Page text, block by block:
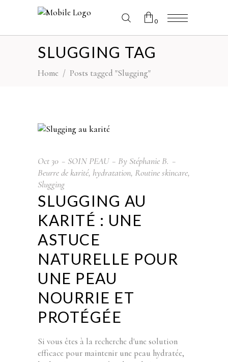
0
No products in the cart.
SLUGGING TAG
Home / Posts tagged "Slugging"
Oct 30 SOIN PEAU By Stéphanie B.
Beurre de karité, hydratation, Routine skincare,
Slugging
SLUGGING AU
KARITÉ : UNE
ASTUCE
NATURELLE POUR
UNE PEAU
NOURRIE ET
PROTÉGÉE
Si vous êtes à la recherche d'une solution
efficace pour maintenir une peau hydratée,